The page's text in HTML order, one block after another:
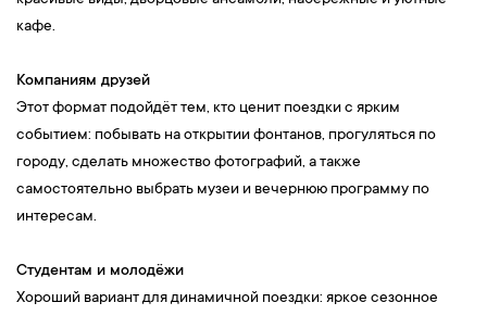
кафе.
Компаниям друзей
Этот формат подойдёт тем, кто ценит поездки с ярким
событием: побывать на открытии фонтанов, прогуляться по
городу, сделать множество фотографий, а также
самостоятельно выбрать музеи и вечернюю программу по
интересам.
Студентам и молодёжи
Хороший вариант для динамичной поездки: яркое сезонное